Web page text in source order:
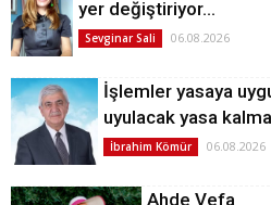
yer değiştiriyor…
Sevginar Sali 06.08.2026
İşlemler yasaya
uyulacak yasa
İbrahim Kömür 06.08.2026
Ahde Vefa